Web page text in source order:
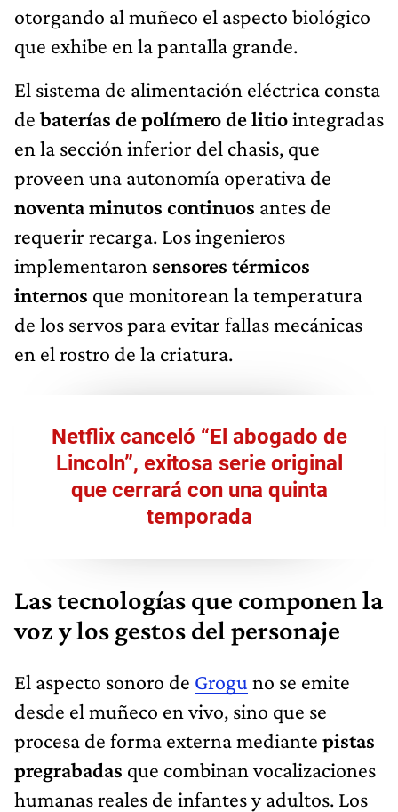
otorgando al muñeco el aspecto biológico
que exhibe en la pantalla grande.
El sistema de alimentación eléctrica consta
de baterías de polímero de litiointegradas
en la sección inferior del chasis, que
proveen una autonomía operativa de
noventa minutos continuos antes de
requerir recarga. Los ingenieros
implementaron sensores térmicos
internos que monitorean la temperatura
de los servos para evitar fallas mecánicas
en el rostro de la criatura.
Netflix canceló “El abogado de
Lincoln”, exitosa serie original
que cerrará con una quinta
temporada
Las tecnologías que componen la
voz y los gestos del personaje
El aspecto sonoro de Grogu no se emite
desde el muñeco en vivo, sino que se
procesa de forma externa mediante pistas
pregrabadas que combinan vocalizaciones
humanas reales de infantes y adultos. Los